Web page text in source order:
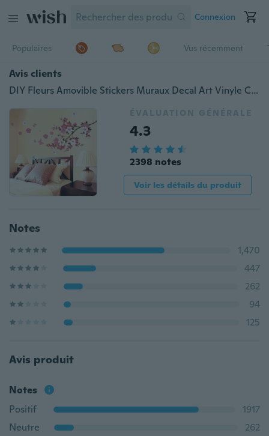
Connexion
Populaires Vus récemment
Avis clients
DIY Fleurs Amovible Stickers Muraux Decal Art Vinyle Citations Mural Décor À La Maison Nouveau
ÉVALUATION GÉNÉRALE
4.3
2398 notes
Voir les détails du produit
Notes
1,470
447
262
94
125
Avis produit
Notes
Positif
1917
Neutre
262